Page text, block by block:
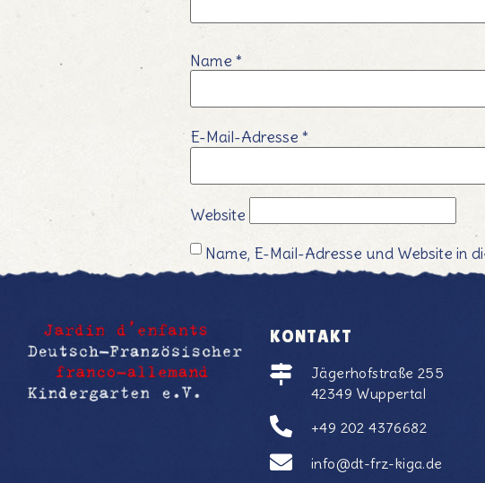
Name *
E-Mail-Adresse *
Website
Name, E-Mail-Adresse und Website in
KONTAKT
Jägerhofstraße 255
42349 Wuppertal
+49 202 4376682
info@dt-frz-kiga.de